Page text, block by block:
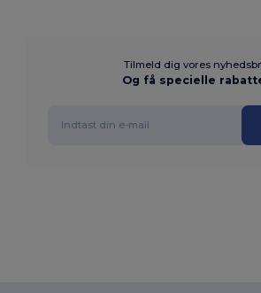
Tilmeld dig vores
Og få specielle